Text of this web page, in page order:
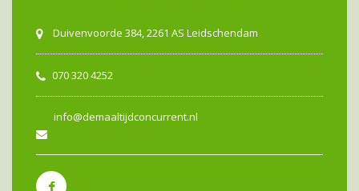
Duivenvoorde 384, 2261 AS Leidschendam
070 320 4252
info@demaaltijdconcurrent.nl